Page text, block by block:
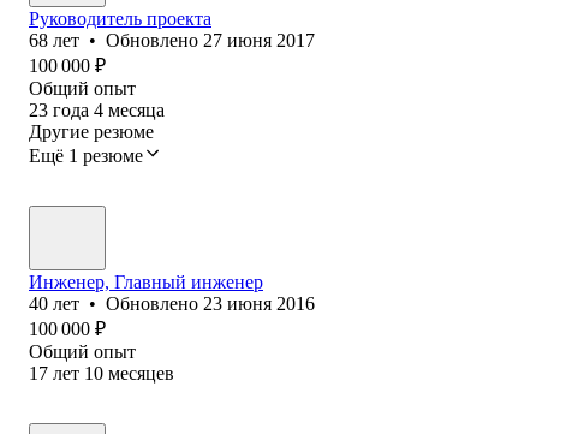
Руководитель проекта
68 лет • Обновлено 27 июня 2017
100 000 ₽
Общий опыт
23 года 4 месяца
Другие резюме
Ещё 1 резюме
Инженер, Главный инженер
40 лет • Обновлено 23 июня 2016
100 000 ₽
Общий опыт
17 лет 10 месяцев